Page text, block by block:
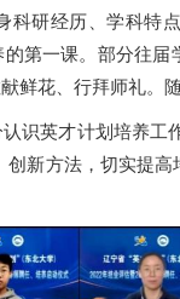
科研经历、学科特
第一课。部分往
鲜花、行拜师礼。
识英才计划培养
新方法，切实提